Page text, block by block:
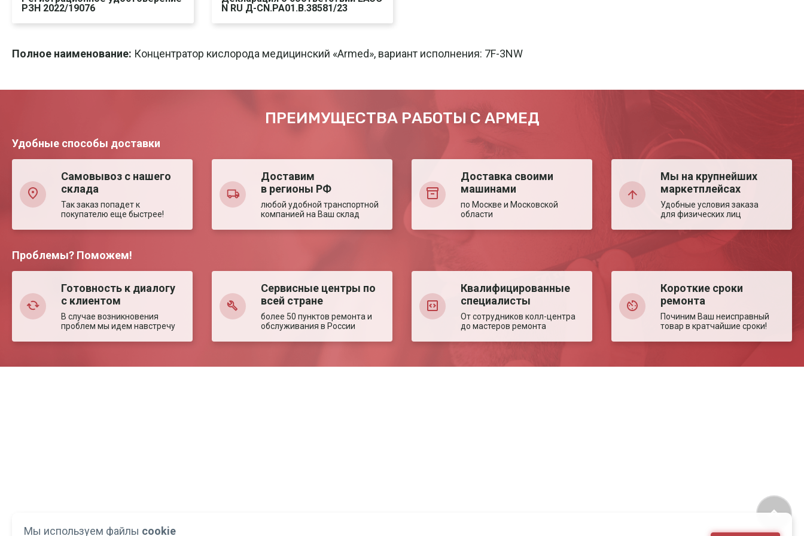
РЗН 2022/19076
N RU Д-CN.PA01.B.38581/23
Полное наименование: Концентратор кислорода медицинский «Armed», вариант исполнения: 7F-3NW
ПРЕИМУЩЕСТВА РАБОТЫ С АРМЕД
Удобные способы доставки
Самовывоз с нашего
склада
Так заказ попадет к
покупателю еще быстрее!
Доставим
в регионы РФ
любой удобной транспортной
компанией на Ваш склад
Доставка своими
машинами
по Москве и Московской
области
Мы на крупнейших
маркетплейсах
Удобные условия заказа
для физических лиц
Проблемы? Поможем!
Готовность к диалогу
с клиентом
В случае возникновения
проблем мы идем навстречу
Сервисные центры по
всей стране
более 50 пунктов ремонта и
обслуживания в России
Квалифицированные
специалисты
От сотрудников колл-центра
до мастеров ремонта
Короткие сроки
ремонта
Починим Ваш неисправный
товар в кратчайшие сроки!
Мы используем файлы cookie